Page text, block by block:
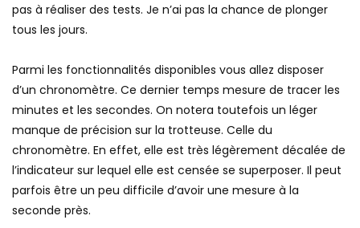
pas à réaliser des tests. Je n’ai pas la chance de plonger
tous les jours.
Parmi les fonctionnalités disponibles vous allez disposer
d’un chronomètre. Ce dernier temps mesure de tracer les
minutes et les secondes. On notera toutefois un léger
manque de précision sur la trotteuse. Celle du
chronomètre. En effet, elle est très légèrement décalée de
l’indicateur sur lequel elle est censée se superposer. Il peut
parfois être un peu difficile d’avoir une mesure à la
seconde près.